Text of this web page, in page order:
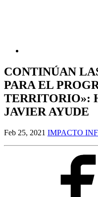
CONTINÚAN
PARA EL
TERRITORIO»:
JAVIER AYUDE
Feb 25, 2021 IMPACTO